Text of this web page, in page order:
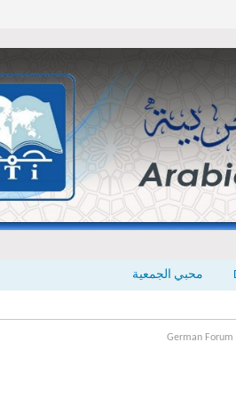
محبي الجمعية